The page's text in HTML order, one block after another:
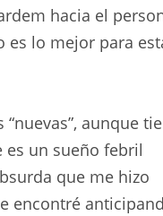
hacia el
es lo mejor para
aunque
es un sueño febril
que me hizo
encontré